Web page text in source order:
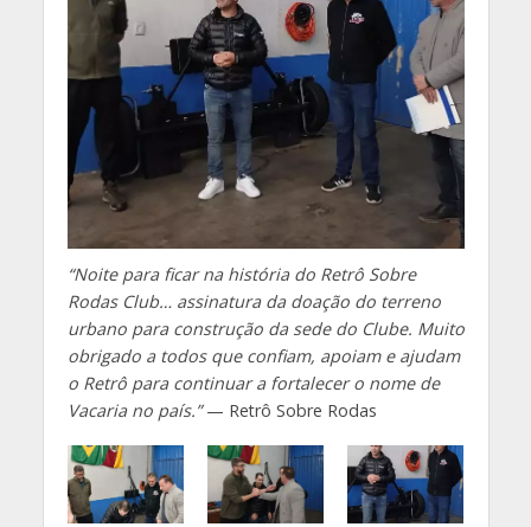
“Noite para ficar na história do Retrô Sobre
Rodas Club… assinatura da doação do terreno
urbano para construção da sede do Clube. Muito
obrigado a todos que confiam, apoiam e ajudam
o Retrô para continuar a fortalecer o nome de
Vacaria no país.”— Retrô Sobre Rodas